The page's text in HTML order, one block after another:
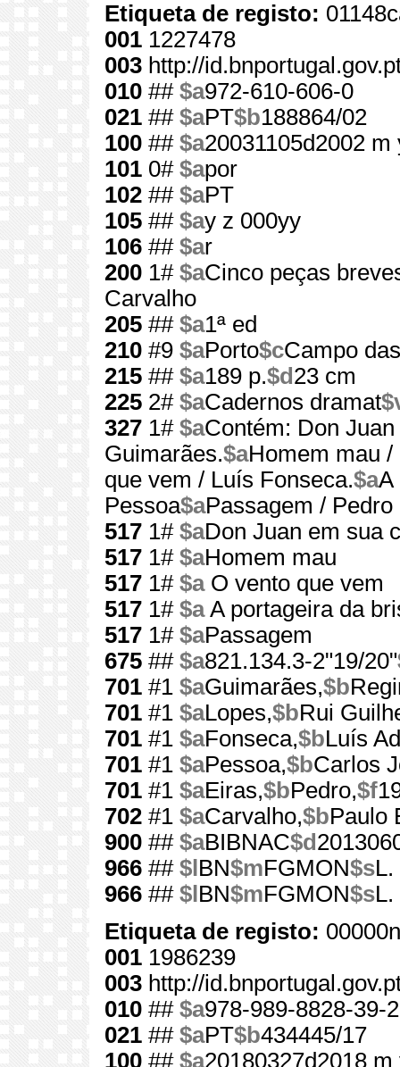
Etiqueta de registo:
001 1227478
003 http://
010 ## $a972-610-606-0
021 ## $aPT$b188864/02
100 ## $a20031105d2002
101 0# $apor
102 ## $aPT
105 ## $ay z 000yy
106 ## $ar
200 1# $aCinco peças
Carvalho
205 ## $a1ª ed
210 #9 $aPorto$cCampo
215 ## $a189 p.$d 23 cm
225 2# $aCadernos dramat
327 1# $aContém: Don
Guimarães.$aHomem mau /
que vem / Luís Fonseca.$aA
Pessoa$aPassagem / Pedro
517 1# $aDon Juan em sua
517 1# $aHomem mau
517 1# $aO vento que vem
517 1# $aA portageira da
517 1# $aPassagem
675 ## $a821.134.3-2"19/20"
701 #1 $aGuimarães,$b
701 #1 $aLopes,$bRui
701 #1 $aFonseca,$bLuís
701 #1 $aPessoa,$bCarlos
701 #1 $aEiras,$bPedro,$f
702 #1 $aCarvalho,$bPaulo
900 ## $aBIBNAC$d
966 ## $l BN$mFGMON$sL.
966 ## $l BN$mFGMON$sL.
Etiqueta de registo:
001 1986239
003 http://
010 ## $a978-989-8828-39-2
021 ## $aPT$b434445/17
100 ## $a20180327d2018